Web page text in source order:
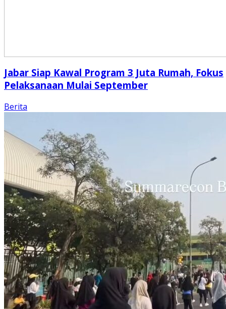
Jabar Siap Kawal Program 3 Juta Rumah, Fokus
Pelaksanaan Mulai September
Berita